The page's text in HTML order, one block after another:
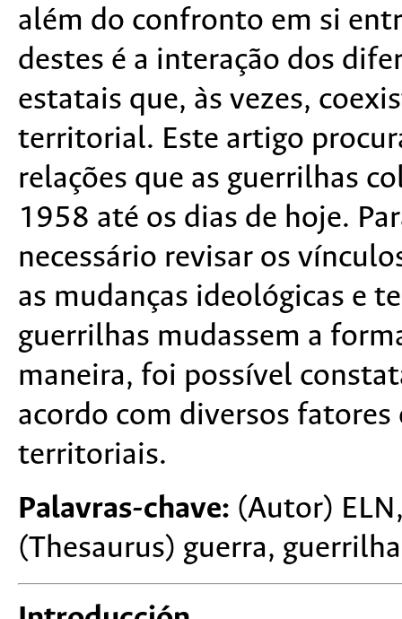
além do confronto em si
destes é a interação dos
estatais que, às vezes,
territorial. Este artigo
relações que as guerrilhas
1958 até os dias de hoje.
necessário revisar os
as mudanças ideológicas e
guerrilhas mudassem a
maneira, foi possível
acordo com diversos
territoriais.
Palavras-chave: (Autor)
(Thesaurus) guerra,